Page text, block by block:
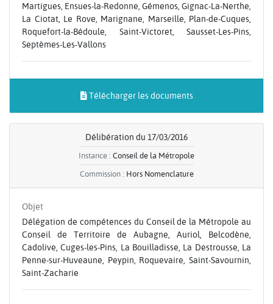
Martigues, Ensues-la-Redonne, Gémenos, Gignac-La-Nerthe,
La Ciotat, Le Rove, Marignane, Marseille, Plan-de-Cuques,
Roquefort-la-Bédoule, Saint-Victoret, Sausset-Les-Pins,
Septèmes-Les-Vallons
Télécharger les documents
Délibération du 17/03/2016
Instance : Conseil de la Métropole
Commission : Hors Nomenclature
Objet
Délégation de compétences du Conseil de la Métropole au
Conseil de Territoire de Aubagne, Auriol, Belcodène,
Cadolive, Cuges-les-Pins, La Bouilladisse, La Destrousse, La
Penne-sur-Huveaune, Peypin, Roquevaire, Saint-Savournin,
Saint-Zacharie